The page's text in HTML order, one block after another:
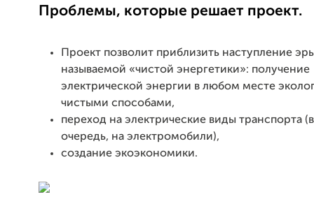
Проблемы, которые решает проект.
Проект позволит приблизить наступление
называемой «чистой энергетики»: получение
электрической энергии в любом месте
чистыми способами,
переход на электрические виды транспорта
очередь, на электромобили),
создание экоэкономики.